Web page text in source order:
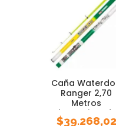
Caña
Ranger 2,70
Metros
Telescopica
Pejerrey
$39.268,02